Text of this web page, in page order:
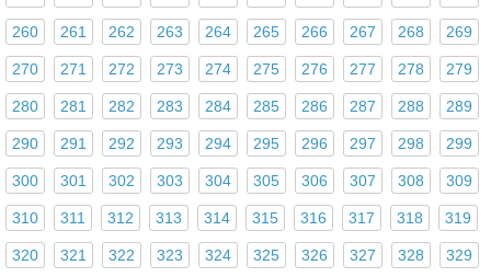
260 261 262 263 264 265 266 267 268 269
270 271 272 273 274 275 276 277 278 279
280 281 282 283 284 285 286 287 288 289
290 291 292 293 294 295 296 297 298 299
300 301 302 303 304 305 306 307 308 309
310 311 312 313 314 315 316 317 318 319
320 321 322 323 324 325 326 327 328 329